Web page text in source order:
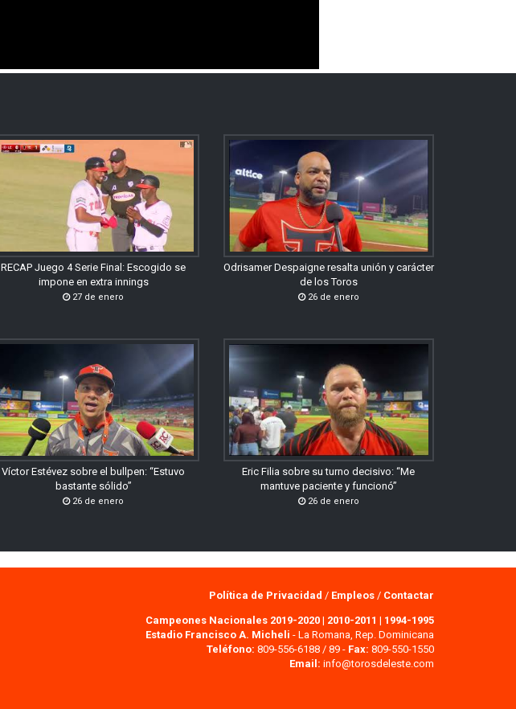
RECAP Juego 4 Serie Final: Escogido se
impone en extra innings
27 de enero
Odrisamer Despaigne resalta unión y carácter
de los Toros
26 de enero
Víctor Estévez sobre el bullpen: “Estuvo
bastante sólido”
26 de enero
Eric Filia sobre su turno decisivo: “Me
mantuve paciente y funcionó”
26 de enero
Política de Privacidad / Empleos / Contactar
Campeones Nacionales 2019-2020 | 2010-2011 | 1994-1995
Estadio Francisco A. Micheli - La Romana, Rep. Dominicana
Teléfono: 809-556-6188 / 89 - Fax: 809-550-1550
Email: info@torosdeleste.com